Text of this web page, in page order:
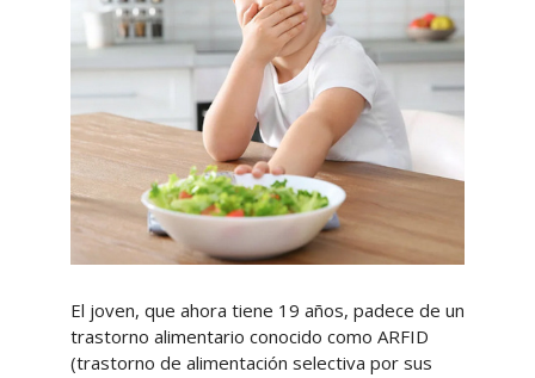
El joven, que ahora tiene 19 años, padece de un
trastorno alimentario conocido como ARFID
(trastorno de alimentación selectiva por sus